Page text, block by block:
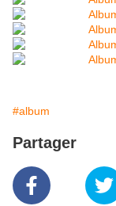
#album
Partager